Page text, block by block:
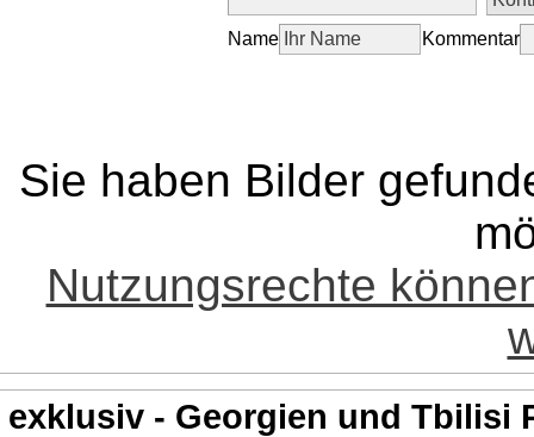
Name Kommentar
Sie haben Bilder
Nutzungsrechte
exklusiv - Georgien und Tbilisi